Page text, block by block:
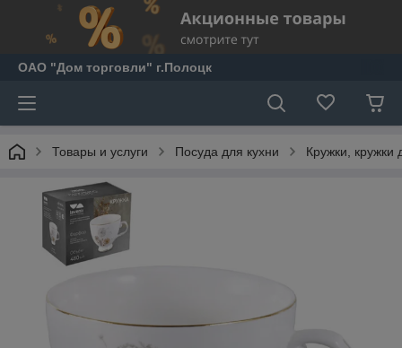
ОАО "Дом торговли" г.Полоцк
Товары и услуги Посуда для кухни Кружки,